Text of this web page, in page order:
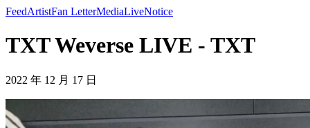
FeedArtistFan LetterMediaLiveNotice
TXT Weverse LIVE - TXT
2022 年 12 月 17 日